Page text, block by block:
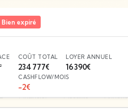
Bien expiré
COÛT TOTAL
234 777€
LOYER ANNUEL
16 390€
CASHFLOW/MOIS
-2€
Financier Fiscalité